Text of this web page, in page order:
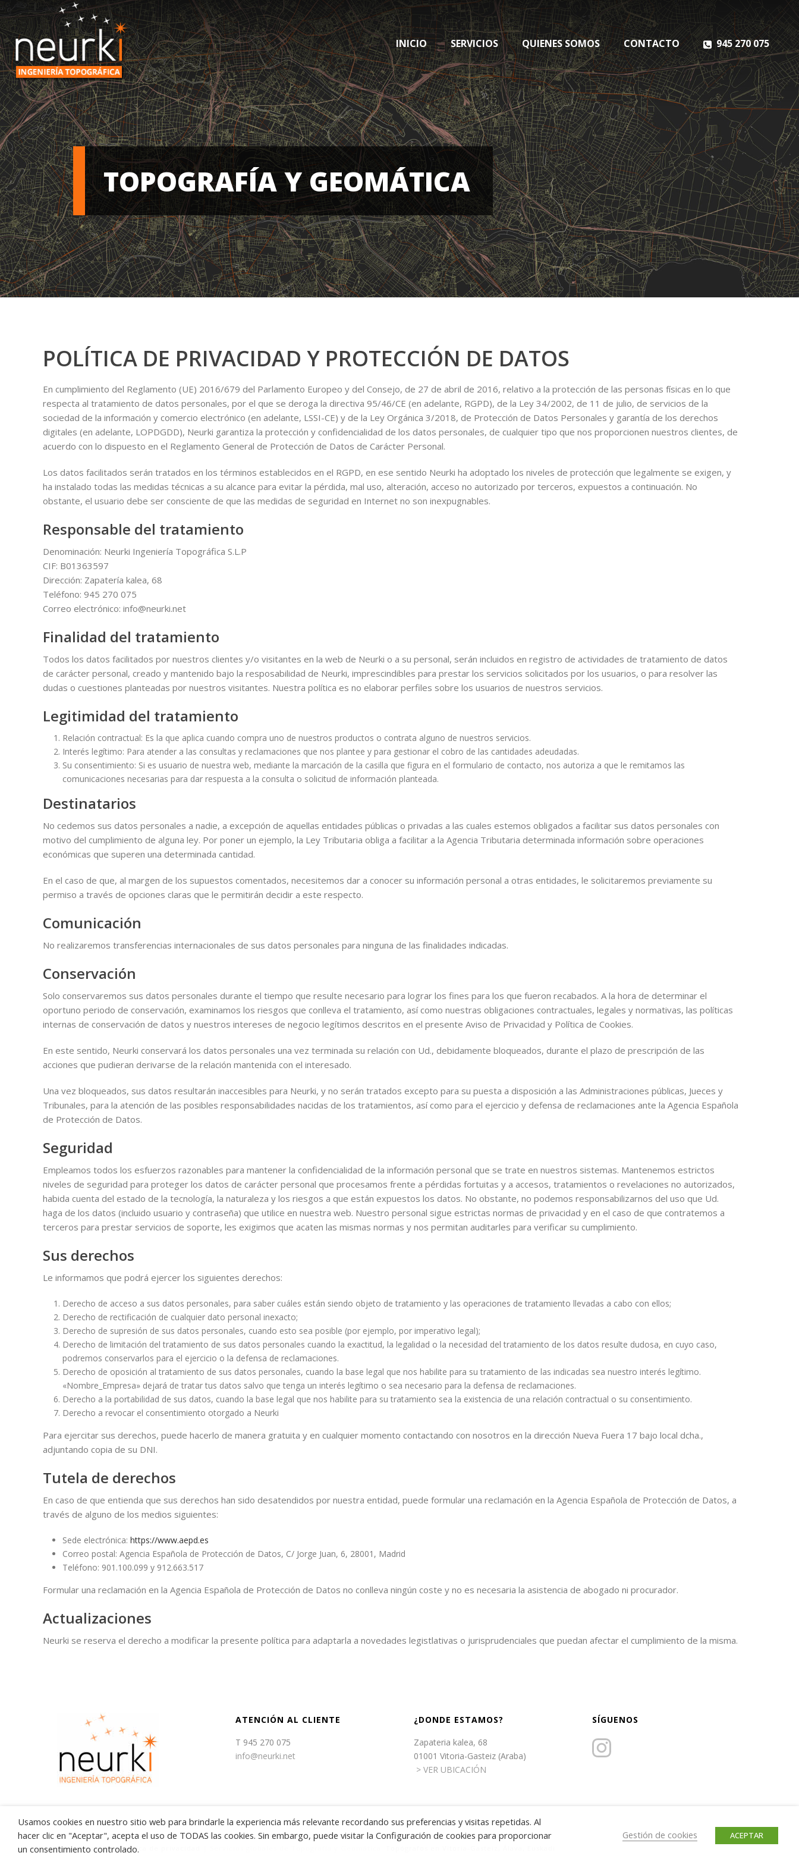
INICIO SERVICIOS QUIENES SOMOS CONTACTO 945 270 075
TOPOGRAFÍA Y GEOMÁTICA
POLÍTICA DE PRIVACIDAD Y PROTECCIÓN DE DATOS
En cumplimiento del Reglamento (UE) 2016/679 del Parlamento Europeo y del Consejo, de 27 de abril de 2016, relativo a la protección de las personas físicas en lo que
respecta al tratamiento de datos personales, por el que se deroga la directiva 95/46/CE (en adelante, RGPD), de la Ley 34/2002, de 11 de julio, de servicios de la
sociedad de la información y comercio electrónico (en adelante, LSSI-CE) y de la Ley Orgánica 3/2018, de Protección de Datos Personales y garantía de los derechos
digitales (en adelante, LOPDGDD), Neurki garantiza la protección y confidencialidad de los datos personales, de cualquier tipo que nos proporcionen nuestros clientes, de
acuerdo con lo dispuesto en el Reglamento General de Protección de Datos de Carácter Personal.
Los datos facilitados serán tratados en los términos establecidos en el RGPD, en ese sentido Neurki ha adoptado los niveles de protección que legalmente se exigen, y
ha instalado todas las medidas técnicas a su alcance para evitar la pérdida, mal uso, alteración, acceso no autorizado por terceros, expuestos a continuación. No
obstante, el usuario debe ser consciente de que las medidas de seguridad en Internet no son inexpugnables.
Responsable del tratamiento
Denominación: Neurki Ingeniería Topográfica S.L.P
CIF: B01363597
Dirección: Zapatería kalea, 68
Teléfono: 945 270 075
Correo electrónico: info@neurki.net
Finalidad del tratamiento
Todos los datos facilitados por nuestros clientes y/o visitantes en la web de Neurki o a su personal, serán incluidos en registro de actividades de tratamiento de datos
de carácter personal, creado y mantenido bajo la resposabilidad de Neurki, imprescindibles para prestar los servicios solicitados por los usuarios, o para resolver las
dudas o cuestiones planteadas por nuestros visitantes. Nuestra política es no elaborar perfiles sobre los usuarios de nuestros servicios.
Legitimidad del tratamiento
Relación contractual: Es la que aplica cuando compra uno de nuestros productos o contrata alguno de nuestros servicios.
Interés legítimo: Para atender a las consultas y reclamaciones que nos plantee y para gestionar el cobro de las cantidades adeudadas.
Su consentimiento: Si es usuario de nuestra web, mediante la marcación de la casilla que figura en el formulario de contacto, nos autoriza a que le remitamos las
comunicaciones necesarias para dar respuesta a la consulta o solicitud de información planteada.
Destinatarios
No cedemos sus datos personales a nadie, a excepción de aquellas entidades públicas o privadas a las cuales estemos obligados a facilitar sus datos personales con
motivo del cumplimiento de alguna ley. Por poner un ejemplo, la Ley Tributaria obliga a facilitar a la Agencia Tributaria determinada información sobre operaciones
económicas que superen una determinada cantidad.
En el caso de que, al margen de los supuestos comentados, necesitemos dar a conocer su información personal a otras entidades, le solicitaremos previamente su
permiso a través de opciones claras que le permitirán decidir a este respecto.
Comunicación
No realizaremos transferencias internacionales de sus datos personales para ninguna de las finalidades indicadas.
Conservación
Solo conservaremos sus datos personales durante el tiempo que resulte necesario para lograr los fines para los que fueron recabados. A la hora de determinar el
oportuno periodo de conservación, examinamos los riesgos que conlleva el tratamiento, así como nuestras obligaciones contractuales, legales y normativas, las políticas
internas de conservación de datos y nuestros intereses de negocio legítimos descritos en el presente Aviso de Privacidad y Política de Cookies.
En este sentido, Neurki conservará los datos personales una vez terminada su relación con Ud., debidamente bloqueados, durante el plazo de prescripción de las
acciones que pudieran derivarse de la relación mantenida con el interesado.
Una vez bloqueados, sus datos resultarán inaccesibles para Neurki, y no serán tratados excepto para su puesta a disposición a las Administraciones públicas, Jueces y
Tribunales, para la atención de las posibles responsabilidades nacidas de los tratamientos, así como para el ejercicio y defensa de reclamaciones ante la Agencia Española
de Protección de Datos.
Seguridad
Empleamos todos los esfuerzos razonables para mantener la confidencialidad de la información personal que se trate en nuestros sistemas. Mantenemos estrictos
niveles de seguridad para proteger los datos de carácter personal que procesamos frente a pérdidas fortuitas y a accesos, tratamientos o revelaciones no autorizados,
habida cuenta del estado de la tecnología, la naturaleza y los riesgos a que están expuestos los datos. No obstante, no podemos responsabilizarnos del uso que Ud.
haga de los datos (incluido usuario y contraseña) que utilice en nuestra web. Nuestro personal sigue estrictas normas de privacidad y en el caso de que contratemos a
terceros para prestar servicios de soporte, les exigimos que acaten las mismas normas y nos permitan auditarles para verificar su cumplimiento.
Sus derechos
Le informamos que podrá ejercer los siguientes derechos:
Derecho de acceso a sus datos personales, para saber cuáles están siendo objeto de tratamiento y las operaciones de tratamiento llevadas a cabo con ellos;
Derecho de rectificación de cualquier dato personal inexacto;
Derecho de supresión de sus datos personales, cuando esto sea posible (por ejemplo, por imperativo legal);
Derecho de limitación del tratamiento de sus datos personales cuando la exactitud, la legalidad o la necesidad del tratamiento de los datos resulte dudosa, en cuyo caso,
podremos conservarlos para el ejercicio o la defensa de reclamaciones.
Derecho de oposición al tratamiento de sus datos personales, cuando la base legal que nos habilite para su tratamiento de las indicadas sea nuestro interés legítimo.
«Nombre_Empresa» dejará de tratar tus datos salvo que tenga un interés legítimo o sea necesario para la defensa de reclamaciones.
Derecho a la portabilidad de sus datos, cuando la base legal que nos habilite para su tratamiento sea la existencia de una relación contractual o su consentimiento.
Derecho a revocar el consentimiento otorgado a Neurki
Para ejercitar sus derechos, puede hacerlo de manera gratuita y en cualquier momento contactando con nosotros en la dirección Nueva Fuera 17 bajo local dcha.,
adjuntando copia de su DNI.
Tutela de derechos
En caso de que entienda que sus derechos han sido desatendidos por nuestra entidad, puede formular una reclamación en la Agencia Española de Protección de Datos, a
través de alguno de los medios siguientes:
Sede electrónica: https://www.aepd.es
Correo postal: Agencia Española de Protección de Datos, C/ Jorge Juan, 6, 28001, Madrid
Teléfono: 901.100.099 y 912.663.517
Formular una reclamación en la Agencia Española de Protección de Datos no conlleva ningún coste y no es necesaria la asistencia de abogado ni procurador.
Actualizaciones
Neurki se reserva el derecho a modificar la presente política para adaptarla a novedades legistlativas o jurisprudenciales que puedan afectar el cumplimiento de la misma.
ATENCIÓN AL CLIENTE
T 945 270 075
info@neurki.net
¿DONDE ESTAMOS?
Zapateria kalea, 68
01001 Vitoria-Gasteiz (Araba)
> VER UBICACIÓN
SÍGUENOS
Aviso legal|Cookies|Política de privacidad
Usamos cookies en nuestro sitio web para brindarle la experiencia más relevante recordando sus preferencias y visitas repetidas. Al
hacer clic en "Aceptar", acepta el uso de TODAS las cookies. Sin embargo, puede visitar la Configuración de cookies para proporcionar
un consentimiento controlado.
Gestión de cookies ACEPTAR